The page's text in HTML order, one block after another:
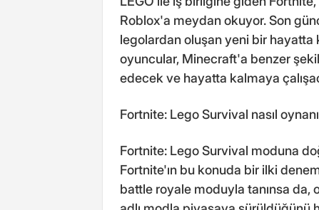
Roblox'a meydan okuyor. Son
legolardan oluşan yeni bir
oyuncular, Minecraft'a benzer
edecek ve hayatta kalmaya
Fortnite: Lego Survival nasıl
Fortnite: Lego Survival moduna
Fortnite'ın bu konuda bir ilki
battle royale moduyla tanınsa da,